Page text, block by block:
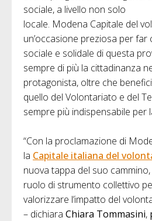
sociale, a livello non solo
locale. Modena Capitale del
un’occasione preziosa per far
sociale e solidale di questa
sempre di più la cittadinanza
protagonista, oltre che
quello del Volontariato e del
sempre più indispensabile per
“Con la proclamazione di
la Capitale italiana del
nuova tappa del suo
ruolo di strumento collettivo
valorizzare l’impatto del
– dichiara Chiara Tommasini,